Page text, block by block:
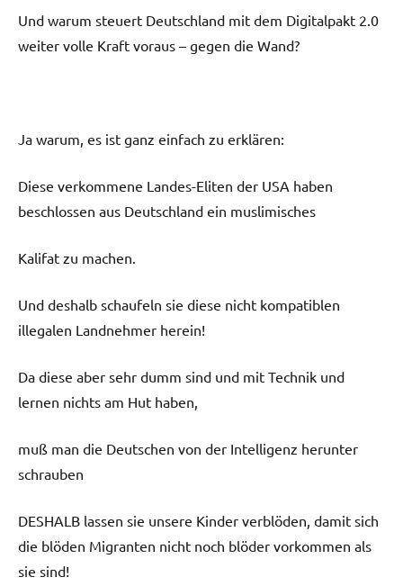
Und warum steuert Deutschland mit dem Digitalpakt 2.0
weiter volle Kraft voraus – gegen die Wand?
Ja warum, es ist ganz einfach zu erklären:
Diese verkommene Landes-Eliten der USA haben
beschlossen aus Deutschland ein muslimisches
Kalifat zu machen.
Und deshalb schaufeln sie diese nicht kompatiblen
illegalen Landnehmer herein!
Da diese aber sehr dumm sind und mit Technik und
lernen nichts am Hut haben,
muß man die Deutschen von der Intelligenz herunter
schrauben
DESHALB lassen sie unsere Kinder verblöden, damit sich
die blöden Migranten nicht noch blöder vorkommen als
sie sind!